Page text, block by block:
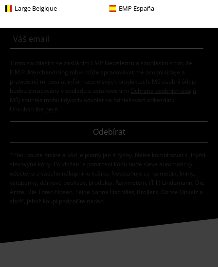
Large Belgique EMP España
teď!Více
Tímto souhlasím se zasíláním EMP Newslettru a souhlasím s tím, že
E.M.P. Merchandising mbH může zpracovávat mé osobní údaje a
pravidelně mi posílat informace o svých produktech. Mé osobní údaje
budou zpracovány v souladu s ustanoveními
Ochrana osobních údajů
Můj souhlas mohu kdykoliv odvolat na odhlašovací odkaz/link.
Unsubscribe here
Odebírat
*Platí pouze online a kód je platný jen 4 týdny. Nelze kombinovat s jinými
slevovými kódy. Po vložení a potvrzení kódu bude sleva automaticky
odečtena z vašeho nákupního košíku. Nevztahuje se na média, knihy,
vstupenky, dárkové poukazy, produkty: Rammstein, (Till) Lindemann, Die
Ärzte, Die Toten Hosen, Feine Sahne Fischfilet, Broilers, Böhse Onkelz a
zboží, jehož koupí podpoříte nadaci.